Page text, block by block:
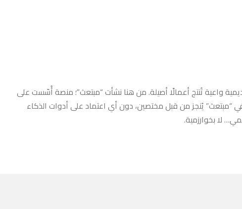
واعية تُنتج أعمالًا أصيلة. من هنا نشأت “مبتعث”؛ منصة أُسّست على
“مبتعث” يُنجز من قبل مختصين، دون أي اعتماد على أدوات الذكاء
لا بخوارزمية.